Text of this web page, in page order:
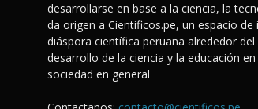
desarrollarse en base a la ciencia, la
da origen a Cientificos.pe, un espacio
diáspora científica peruana alrededor
desarrollo de la ciencia y la educación
sociedad en general